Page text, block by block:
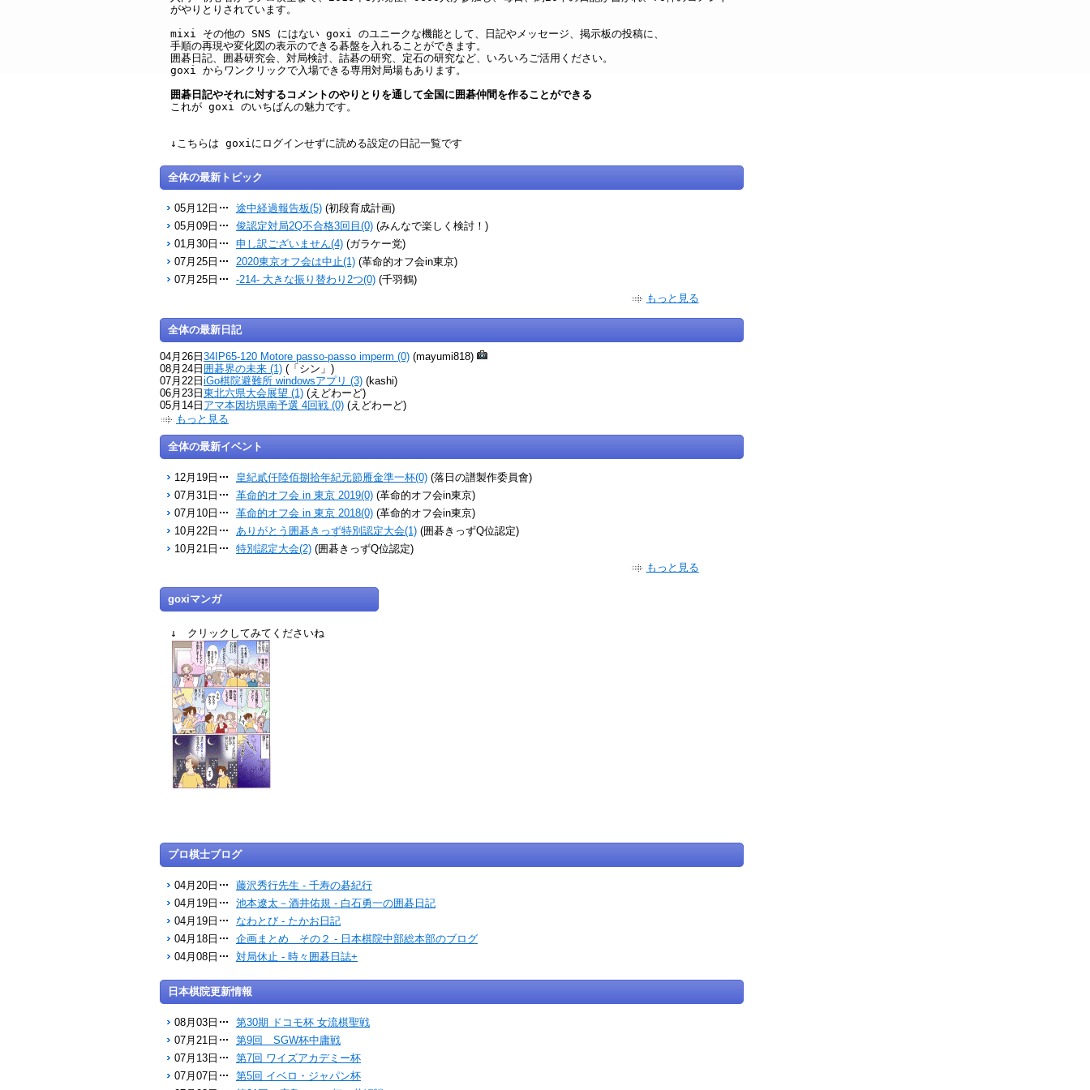
がやりとりされています。
mixi その他の SNS にはない goxi のユニークな機能として、日記やメッセージ、掲示板の投稿に、
手順の再現や変化図の表示のできる碁盤を入れることができます。
囲碁日記、囲碁研究会、対局検討、詰碁の研究、定石の研究など、いろいろご活用ください。
goxi からワンクリックで入場できる専用対局場もあります。
囲碁日記やそれに対するコメントのやりとりを通して全国に囲碁仲間を作ることができる
これが goxi のいちばんの魅力です。
↓こちらは goxiにログインせずに読める設定の日記一覧です
全体の最新トピック
05月12日 途中経過報告板(5) (初段育成計画)
05月09日
俊認定対局2Q不合格3回目(0) (みんなで楽しく検討！)
01月30日
申し訳ございません(4) (ガラケー党)
07月25日
2020東京オフ会は中止(1) (革命的オフ会in東京)
07月25日
-214- 大きな振り替わり2つ(0) (千羽鶴)
もっと見る
全体の最新日記
04月26日 34IP65-120 Motore passo-passo imperm (0) (mayumi818)
08月24日 囲碁界の未来 (1) (「シン」)
07月22日 iGo棋院避難所 windowsアプリ (3) (kashi)
06月23日 東北六県大会展望 (1) (えどわーど)
05月14日 アマ本因坊県南予選 4回戦 (0) (えどわーど)
もっと見る
全体の最新イベント
12月19日 皇紀貳仟陸佰捌拾年紀元節雁金準一杯(0) (落日の譜製作委員會)
07月31日
革命的オフ会 in 東京 2019(0) (革命的オフ会in東京)
07月10日
革命的オフ会 in 東京 2018(0) (革命的オフ会in東京)
10月22日
ありがとう囲碁きっず特別認定大会(1) (囲碁きっずQ位認定)
10月21日
特別認定大会(2) (囲碁きっずQ位認定)
もっと見る
goxiマンガ
↓ クリックしてみてくださいね
プロ棋士ブログ
04月20日
藤沢秀行先生 - 千寿の碁紀行
04月19日
池本遼太－酒井佑規 - 白石勇一の囲碁日記
04月19日
なわとび - たかお日記
04月18日
企画まとめ その２ - 日本棋院中部総本部のブログ
04月08日
対局休止 - 時々囲碁日誌+
日本棋院更新情報
08月03日
第30期 ドコモ杯 女流棋聖戦
07月21日
第9回 SGW杯中庸戦
07月13日
第7回 ワイズアカデミー杯
07月07日
第5回 イベロ・ジャパン杯